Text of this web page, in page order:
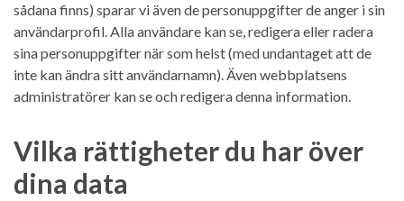
sådana finns) sparar vi även de personuppgifter de anger i sin
användarprofil. Alla användare kan se, redigera eller radera
sina personuppgifter när som helst (med undantaget att de
inte kan ändra sitt användarnamn). Även webbplatsens
administratörer kan se och redigera denna information.
Vilka rättigheter du har över
dina data